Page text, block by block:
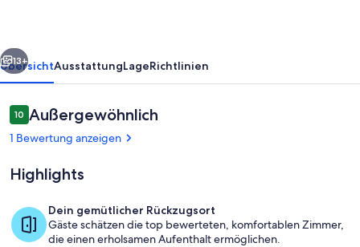
Außenbereich
Weiter
13+
ÜbersichtAusstattungLageRichtlinien
Bewertungen
1010 von 10.
Außergewöhnlich
1 Bewertung anzeigen
Highlights
Dein gemütlicher Rückzugsort
Gäste schätzen die top bewerteten, komfortablen Zimmer,
die einen erholsamen Aufenthalt ermöglichen.